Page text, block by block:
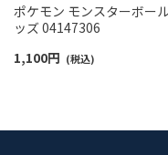
ポケモン モンスターボー
ッズ 04147306
1,100円 (税込)